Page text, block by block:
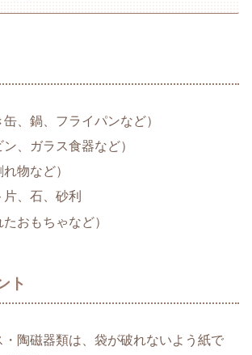
、鍋、フライパンなど）
、ガラス食器など）
物など）
、石、砂利
おもちゃなど）
ト
・陶磁器類は、袋が破れないよう紙で